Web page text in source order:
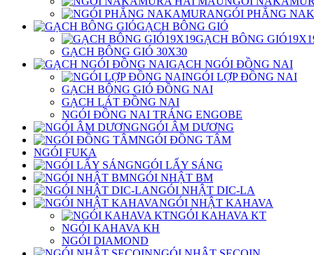
NGÓI PHẲNG
GẠCH BÔNG GIÓ
GẠCH BÔNG
GẠCH BÔNG GIÓ 30X30
GẠCH NGÓI ĐỒNG NAI
NGÓI LỢP ĐỒNG NAI
GẠCH BÔNG GIÓ ĐỒNG NAI
GẠCH LÁT ĐỒNG NAI
NGÓI ĐỒNG NAI TRÁNG ENGOBE
NGÓI ÂM DƯƠNG
NGÓI ĐỒNG TÂM
NGÓI FUKA
NGÓI LẤY SÁNG
NGÓI NHẬT BM
NGÓI NHẬT DIC-LA
NGÓI NHẬT KAHAVA
NGÓI KAHAVA KT
NGÓI KAHAVA KH
NGÓI DIAMOND